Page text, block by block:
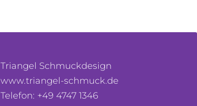
Triangel Schmuckdesign
www.triangel-schmuck.de
Telefon: +49 4747 1346